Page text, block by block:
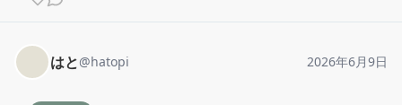
はと@hatopi 2026年6月9日